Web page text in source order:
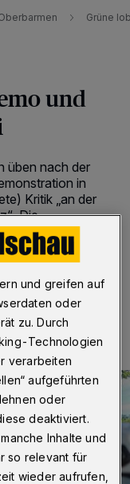
Grüne
und
üben nach der
in
Kritik „an der
Die
und greifen auf
oder
zu. Durch
Technologien
verarbeiten
aufgeführten
oder
deaktiviert.
Inhalte und
so relevant für
wieder aufrufen,